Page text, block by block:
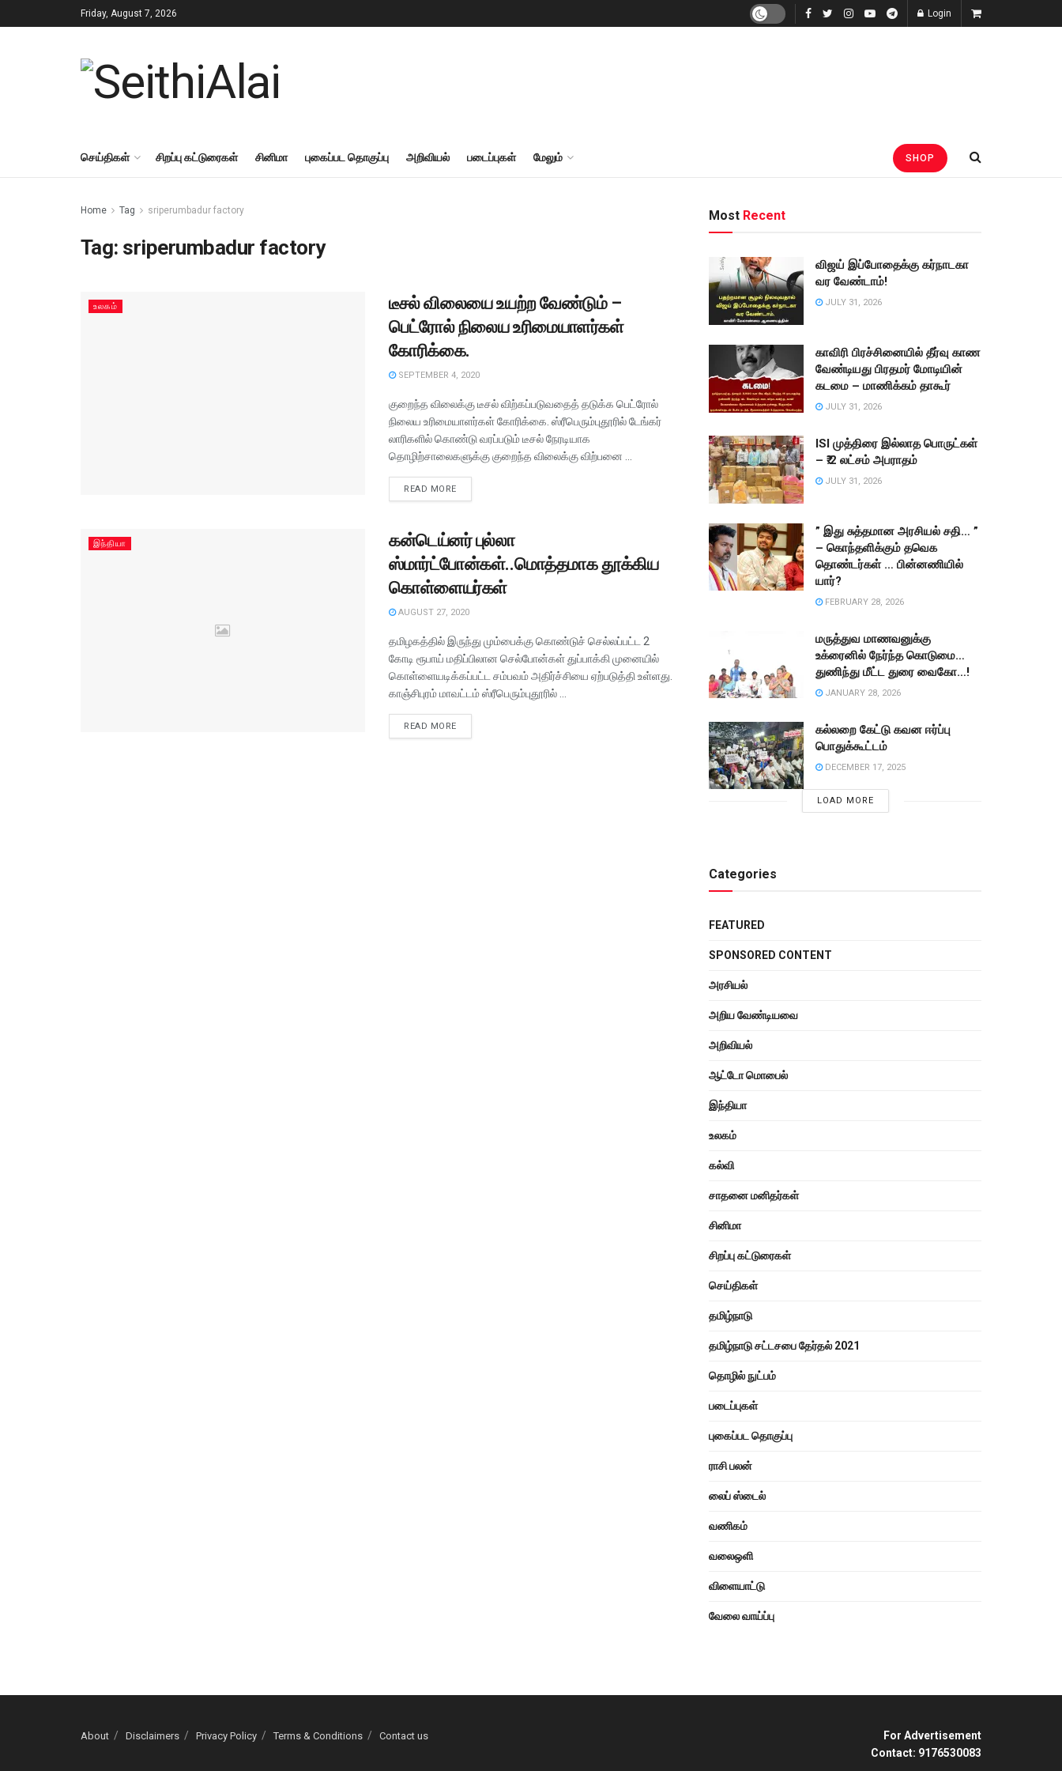
Friday, August 7, 2026 Login
செய்திகள் சிறப்பு கட்டுரைகள் சினிமா புகைப்பட தொகுப்பு அறிவியல் படைப்புகள் மேலும் SHOP
Home Tag sriperumbadur factory
Tag: sriperumbadur factory
உலகம்
டீசல் விலையை உயற்ற வேண்டும் –
பெட்ரோல் நிலைய உரிமையாளர்கள்
கோரிக்கை.
SEPTEMBER 4, 2020
குறைந்த விலைக்கு டீசல் விற்கப்படுவதைத் தடுக்க பெட்ரோல்
நிலைய உரிமையாளர்கள் கோரிக்கை. ஸ்ரீபெரும்புதூரில் டேங்கர்
லாரிகளில் கொண்டு வரப்படும் டீசல் நேரடியாக
தொழிற்சாலைகளுக்கு குறைந்த விலைக்கு விற்பனை ...
READ MORE
இந்தியா
கன்டெய்னர் புல்லா
ஸ்மார்ட்போன்கள்..மொத்தமாக தூக்கிய
கொள்ளையர்கள்
AUGUST 27, 2020
தமிழகத்தில் இருந்து மும்பைக்கு கொண்டுச் செல்லப்பட்ட 2
கோடி ரூபாய் மதிப்பிலான செல்போன்கள் துப்பாக்கி முனையில்
கொள்ளையடிக்கப்பட்ட சம்பவம் அதிர்ச்சியை ஏற்படுத்தி உள்ளது.
காஞ்சிபுரம் மாவட்டம் ஸ்ரீபெரும்புதூரில் ...
READ MORE
Most Recent
விஜய் இப்போதைக்கு கர்நாடகா
வர வேண்டாம்!
JULY 31, 2026
காவிரி பிரச்சினையில் தீர்வு காண
வேண்டியது பிரதமர் மோடியின்
கடமை – மாணிக்கம் தாகூர்
JULY 31, 2026
ISI முத்திரை இல்லாத பொருட்கள்
– ₹.2 லட்சம் அபராதம்
JULY 31, 2026
” இது சுத்தமான அரசியல் சதி… ”
– கொந்தளிக்கும் தவெக
தொண்டர்கள் … பின்னணியில்
யார்?
FEBRUARY 28, 2026
மருத்துவ மாணவனுக்கு
உக்ரைனில் நேர்ந்த கொடுமை…
துணிந்து மீட்ட துரை வைகோ…!
JANUARY 28, 2026
கல்லறை கேட்டு கவன ஈர்ப்பு
பொதுக்கூட்டம்
DECEMBER 17, 2025
LOAD MORE
Categories
FEATURED
SPONSORED CONTENT
அரசியல்
அறிய வேண்டியவை
அறிவியல்
ஆட்டோ மொபைல்
இந்தியா
உலகம்
கல்வி
சாதனை மனிதர்கள்
சினிமா
சிறப்பு கட்டுரைகள்
செய்திகள்
தமிழ்நாடு
தமிழ்நாடு சட்டசபை தேர்தல் 2021
தொழில் நுட்பம்
படைப்புகள்
புகைப்பட தொகுப்பு
ராசி பலன்
லைப் ஸ்டைல்
வணிகம்
வலைஒளி
விளையாட்டு
வேலை வாய்ப்பு
About Disclaimers Privacy Policy Terms & Conditions Contact us
For Advertisement
Contact: 9176530083